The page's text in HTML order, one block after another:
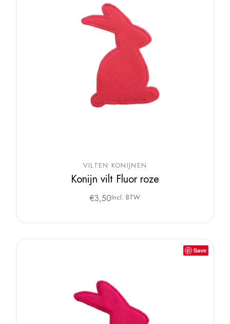
VILTEN KONIJNEN
Konijn vilt Fluor roze
€3,50Incl. BTW
Save